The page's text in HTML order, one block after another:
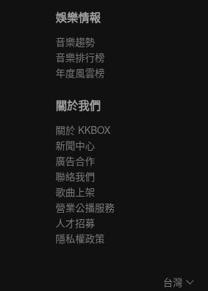
娛樂情報
音樂趨勢
音樂排行榜
年度風雲榜
關於我們
關於 KKBOX
新聞中心
廣告合作
聯絡我們
歌曲上架
營業公播服務
人才招募
隱私權政策
台灣